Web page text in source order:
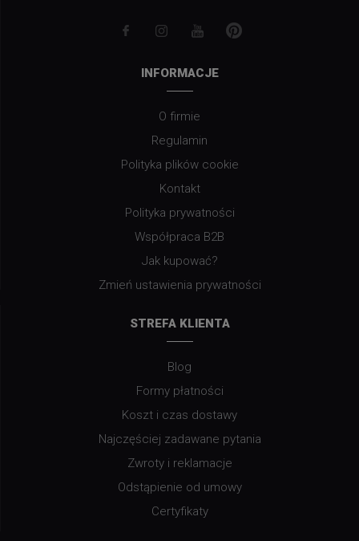
INFORMACJE
O firmie
Regulamin
Polityka plików cookie
Kontakt
Polityka prywatności
Współpraca B2B
Jak kupować?
Zmień ustawienia prywatności
STREFA KLIENTA
Blog
Formy płatności
Koszt i czas dostawy
Najczęściej zadawane pytania
Zwroty i reklamacje
Odstąpienie od umowy
Certyfikaty